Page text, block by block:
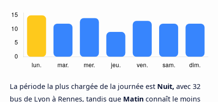
La période la plus chargée de la journée est Nuit, avec 32
bus de Lyon à Rennes, tandis que Matin connaît le moins